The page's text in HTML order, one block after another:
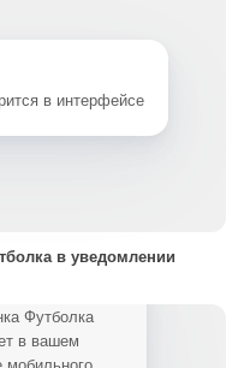
в интерфейсе
в уведомлении
Футболка
в вашем